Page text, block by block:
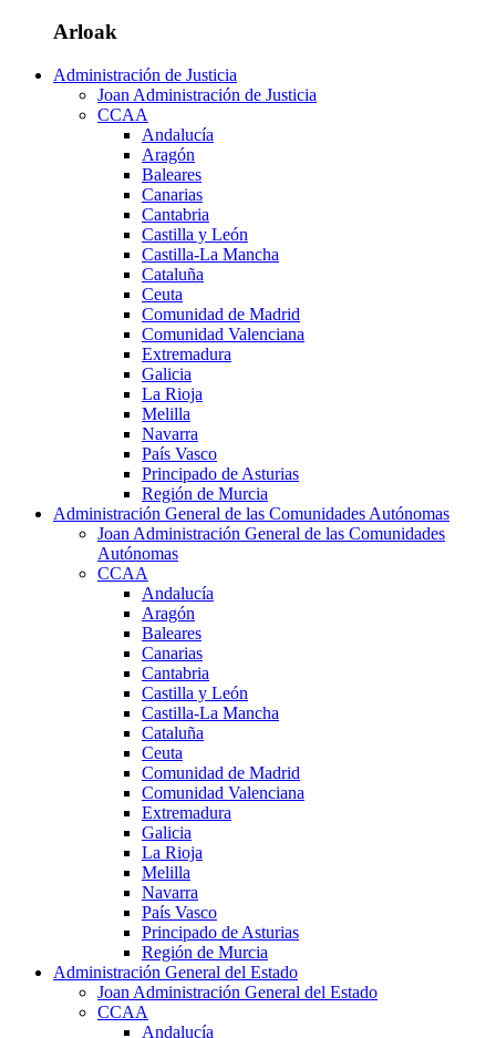
Arloak
Administración de Justicia
Joan Administración de Justicia
CCAA
Andalucía
Aragón
Baleares
Canarias
Cantabria
Castilla y León
Castilla-La Mancha
Cataluña
Ceuta
Comunidad de Madrid
Comunidad Valenciana
Extremadura
Galicia
La Rioja
Melilla
Navarra
País Vasco
Principado de Asturias
Región de Murcia
Administración General de las Comunidades Autónomas
Joan Administración General de las Comunidades
Autónomas
CCAA
Andalucía
Aragón
Baleares
Canarias
Cantabria
Castilla y León
Castilla-La Mancha
Cataluña
Ceuta
Comunidad de Madrid
Comunidad Valenciana
Extremadura
Galicia
La Rioja
Melilla
Navarra
País Vasco
Principado de Asturias
Región de Murcia
Administración General del Estado
Joan Administración General del Estado
CCAA
Andalucía